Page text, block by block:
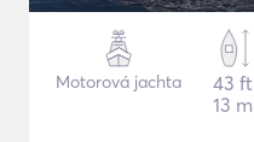
Motorová jachta
43 ft
13 m